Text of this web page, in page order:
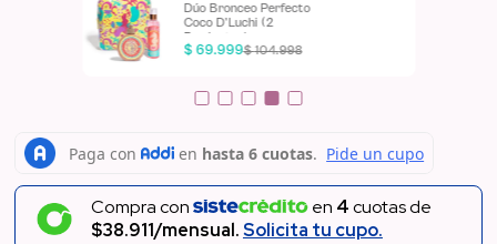
Dúo Bronceo Perfecto
Coco D'Luchi (2
Productos)
$ 104.998
$ 69.999
Compra con en 4cuotas de
$38.911/mensual.Solicita tu cupo.